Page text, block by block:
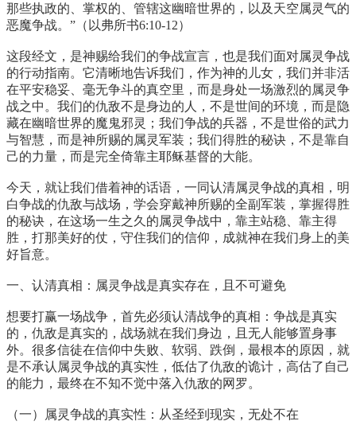
那些执政的、掌权的、管辖这幽暗世界的，以及天空属灵气的
恶魔争战。”（以弗所书6:10-12）
这段经文，是神赐给我们的争战宣言，也是我们面对属灵争战
的行动指南。它清晰地告诉我们，作为神的儿女，我们并非活
在平安稳妥、毫无争斗的真空里，而是身处一场激烈的属灵争
战之中。我们的仇敌不是身边的人，不是世间的环境，而是隐
藏在幽暗世界的魔鬼邪灵；我们争战的兵器，不是世俗的武力
与智慧，而是神所赐的属灵军装；我们得胜的秘诀，不是靠自
己的力量，而是完全倚靠主耶稣基督的大能。
今天，就让我们借着神的话语，一同认清属灵争战的真相，明
白争战的仇敌与战场，学会穿戴神所赐的全副军装，掌握得胜
的秘诀，在这场一生之久的属灵争战中，靠主站稳、靠主得
胜，打那美好的仗，守住我们的信仰，成就神在我们身上的美
好旨意。
一、认清真相：属灵争战是真实存在，且不可避免
想要打赢一场战争，首先必须认清战争的真相：争战是真实
的，仇敌是真实的，战场就在我们身边，且无人能够置身事
外。很多信徒在信仰中失败、软弱、跌倒，最根本的原因，就
是不承认属灵争战的真实性，低估了仇敌的诡计，高估了自己
的能力，最终在不知不觉中落入仇敌的网罗。
（一）属灵争战的真实性：从圣经到现实，无处不在